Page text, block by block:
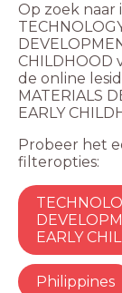
Op zoek naar
CHILDHOOD
de online
MATERIALS
EARLY
Probeer het
filteropties:
EARLY
Philippines